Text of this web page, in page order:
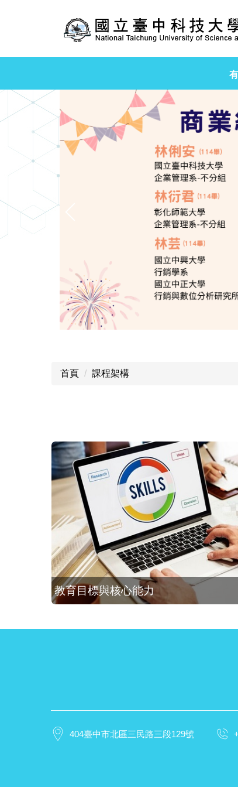
區
首頁 課程架構
教育目標與核心能力
404臺中市北區三民路三段129號